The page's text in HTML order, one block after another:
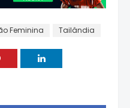
Feminina Tailândia